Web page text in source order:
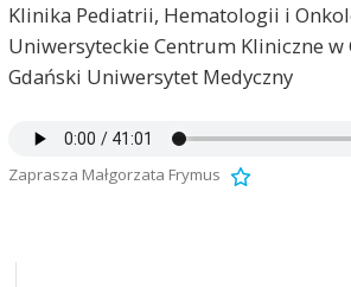
Klinika Pediatrii, Hematologii i
Uniwersyteckie Centrum Kliniczne w
Gdański Uniwersytet Medyczny
Zaprasza Małgorzata Frymus